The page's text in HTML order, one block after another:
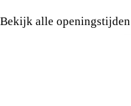
Bekijk alle openingstijden